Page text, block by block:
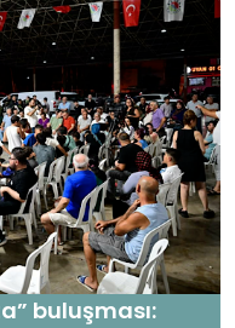
buluşması: